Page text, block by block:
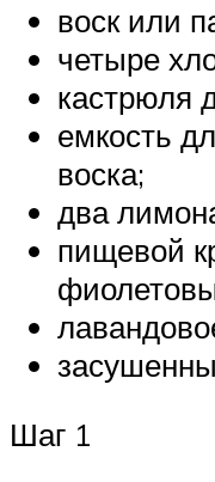
воск или
четыре
кастрюля
емкость
воска;
два
пищевой
Шаг 1